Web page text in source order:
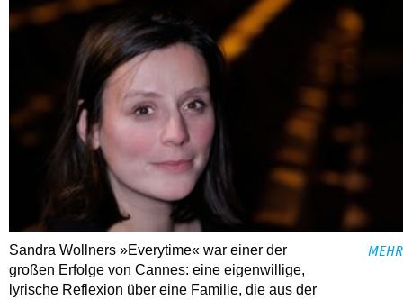
Sandra Wollners »Everytime« war einer der
großen Erfolge von Cannes: eine eigenwillige,
lyrische Reflexion über eine ­Familie, die aus der
MEHR